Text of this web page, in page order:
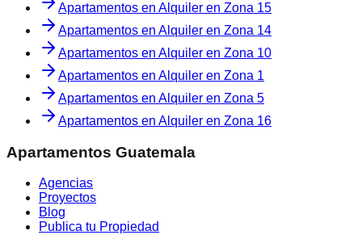
Apartamentos en Alquiler en Zona 15
Apartamentos en Alquiler en Zona 14
Apartamentos en Alquiler en Zona 10
Apartamentos en Alquiler en Zona 1
Apartamentos en Alquiler en Zona 5
Apartamentos en Alquiler en Zona 16
Apartamentos Guatemala
Agencias
Proyectos
Blog
Publica tu Propiedad